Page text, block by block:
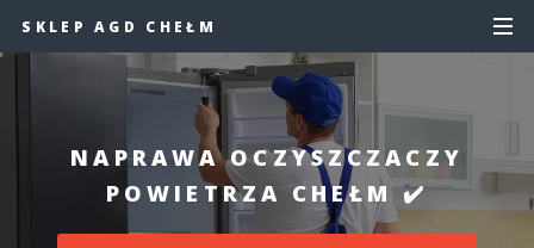
SKLEP AGD CHEŁM
NAPRAWA OCZYSZCZACZY
POWIETRZA CHEŁM ✔️